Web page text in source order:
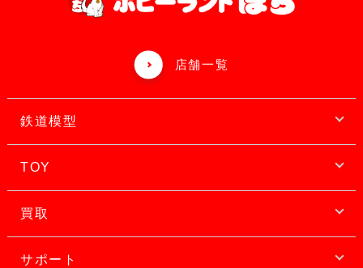
店舗一覧
鉄道模型
TOY
買取
サポート